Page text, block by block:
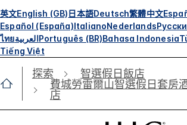
英文English (GB)日本語Deutsch繁體中文
Español (España)ItalianoNederlands
ไทยالعربيةPortuguês (BR)Bahasa Indonesia
Tiếng Việt
探索
智選假日飯店
費城勞雷爾山智選假日套房
店